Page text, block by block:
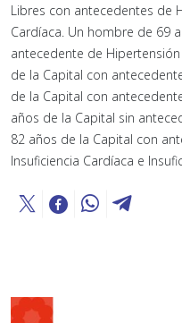
Libres con antecedentes de
Cardíaca. Un hombre de 69
antecedente de
de la Capital con
de la Capital con
años de la Capital sin
82 años de la Capital con
Insuficiencia Cardíaca e